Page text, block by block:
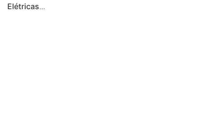
Elétricas...